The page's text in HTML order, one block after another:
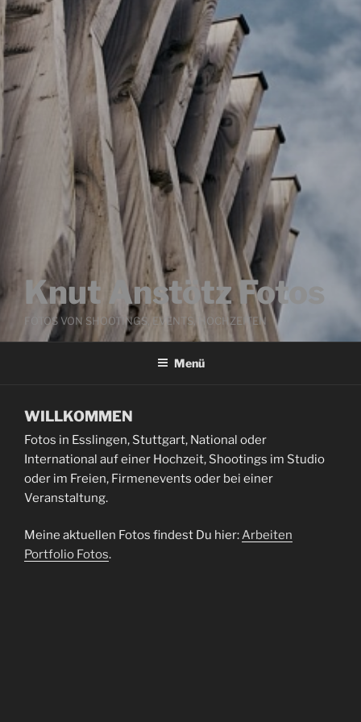
Knut Anstötz Fotos
FOTOS VON SHOOTINGS, EVENTS, HOCHZEITEN
Menü
WILLKOMMEN
Fotos in Esslingen, Stuttgart, National oder
International auf einer Hochzeit, Shootings im Studio
oder im Freien, Firmenevents oder bei einer
Veranstaltung.
Meine aktuellen Fotos findest Du hier:Arbeiten
Portfolio Fotos.